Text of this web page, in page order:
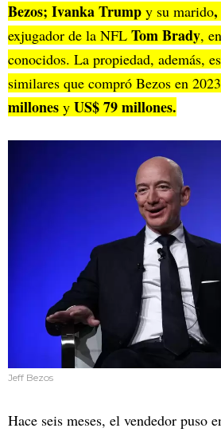
Bezos; Ivanka Trump y su marido
exjugador de la NFL Tom Brady,
conocidos. La propiedad, además,
similares que compró Bezos en
millones y US$ 79 millones.
Jeff Bezos
Hace seis meses, el vendedor puso